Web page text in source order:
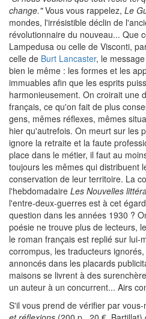
change."Vous vous rappelez, Le
mondes, l'irrésistible déclin de
révolutionnaire du nouveau... Que
Lampedusa ou celle de Visconti,
celle de Burt Lancaster, le
bien le même : les formes et les
immuables afin que les esprits
harmonieusement. On croirait une
français, ce qu'on fait de plus
gens, mêmes réflexes, mêmes
hier qu'autrefois. On meurt sur les
ignore la retraite et la faute
place dans le métier, il faut au
toujours les mêmes qui distribuent
conservation de leur territoire. La
l'hebdomadaire Les Nouvelles
l'entre-deux-guerres est à cet
question dans les années 1930 ?
poésie ne trouve plus de lecteurs,
le roman français est replié sur lui-
corrompus, les traducteurs
annoncés dans les placards
maisons se livrent à des
un auteur à un concurrent... Airs
S'il vous prend de vérifier par